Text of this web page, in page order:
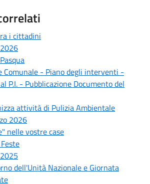
i cittadini
Comunale - Piano degli interventi -
P.I. - Pubblicazione Documento del
attività di Pulizia Ambientale
2026
nelle vostre case
dell'Unità Nazionale e Giornata